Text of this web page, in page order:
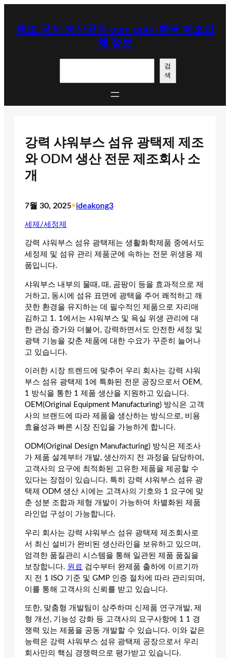
제조 공장 생산공장 oem odm-한국 제조업
체 정보
검
색
강력 샤워부스 섬유 광택제 제조
와 ODM 생산 전문 제조회사 소
개
7월 30, 2025•ideakong3
세제/세정제
강력 샤워부스 섬유 광택제는 생활화학제품 중에서도
세정제 및 섬유 관리 제품군에 속하는 전문 위생용 제
품입니다.
샤워부스 내부의 물때, 때, 곰팡이 등을 효과적으로 제
거하고, 동시에 섬유 표면에 광택을 주어 쾌적하고 깨
끗한 환경을 유지하는 데 필수적인 제품으로 자리매
김하고 1. 1에서는 샤워부스 및 욕실 위생 관리에 대
한 관심 증가와 더불어, 강력하면서도 안전한 세정 및
광택 기능을 갖춘 제품에 대한 수요가 꾸준히 늘어나
고 있습니다.
이러한 시장 트렌드에 맞추어 우리 회사는 강력 샤워
부스 섬유 광택제 1에 특화된 전문 공장으로서 OEM,
1 방식을 통한 1 제품 생산을 지원하고 있습니다.
OEM(Original Equipment Manufacturing) 방식은 고객
사의 브랜드에 따라 제품을 생산하는 방식으로, 비용
효율성과 빠른 시장 진입을 가능하게 합니다.
ODM(Original Design Manufacturing) 방식은 제조사
가 제품 설계부터 개발, 생산까지 전 과정을 담당하여,
고객사의 요구에 최적화된 고유한 제품을 제공할 수
있다는 장점이 있습니다. 특히 강력 샤워부스 섬유 광
택제 ODM 생산 시에는 고객사의 기호와 1 요구에 맞
춘 성분 조합과 제형 개발이 가능하여 차별화된 제품
라인업 구성이 가능합니다.
우리 회사는 강력 샤워부스 섬유 광택제 제조회사로
서 최신 설비가 완비된 생산라인을 보유하고 있으며,
엄격한 품질관리 시스템을 통해 일관된 제품 품질을
보장합니다. 원료 검수부터 완제품 출하에 이르기까
지 전 1 ISO 기준 및 GMP 인증 절차에 따라 관리되며,
이를 통해 고객사의 신뢰를 받고 있습니다.
또한, 맞춤형 개발팀이 상주하며 신제품 연구개발, 제
형 개선, 기능성 강화 등 고객사의 요구사항에 1 1 경
쟁력 있는 제품을 공동 개발할 수 있습니다. 이와 같은
능력은 강력 샤워부스 섬유 광택제 공장으로서 우리
회사만의 핵심 경쟁력으로 평가받고 있습니다.